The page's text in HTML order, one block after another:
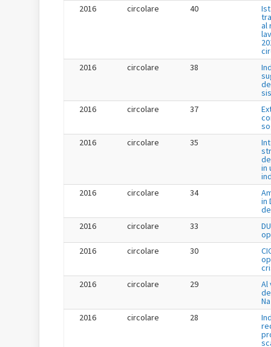
2016
circolare 40
al
2016
circolare 38
2016
circolare 37
2016
circolare 35
in
2016
circolare 34
in
2016
circolare 33
2016
circolare 30
2016
circolare 29 Al
2016
circolare 28